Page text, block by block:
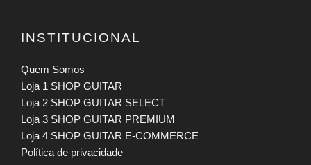
INSTITUCIONAL
Quem Somos
Loja 1 SHOP GUITAR
Loja 2 SHOP GUITAR SELECT
Loja 3 SHOP GUITAR PREMIUM
Loja 4 SHOP GUITAR E-COMMERCE
Política de privacidade